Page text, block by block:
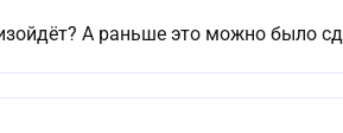
А раньше это можно было